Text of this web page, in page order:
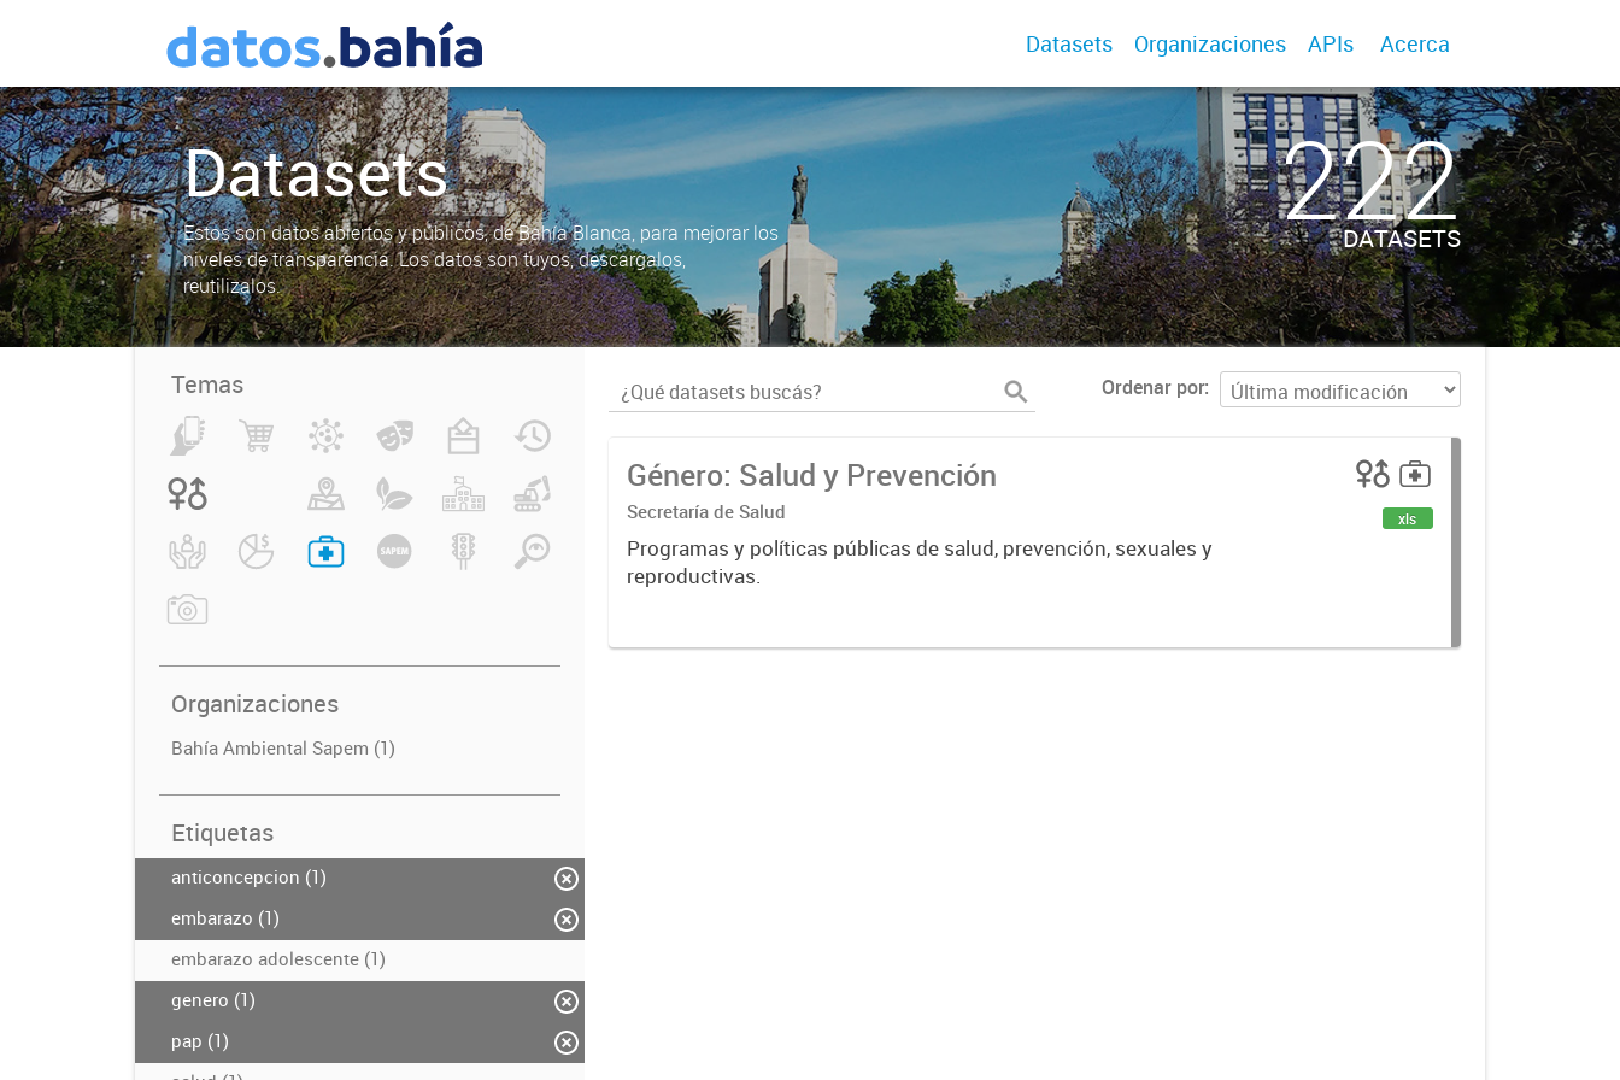
Datasets Organizaciones APIs Acerca
Datasets
Estos son datos abiertos y públicos, de Bahía Blanca, para mejorar los
niveles de transparencia. Los datos son tuyos, descargalos,
reutilizalos.
222
DATASETS
Temas
Organizaciones
Bahía Ambiental Sapem (1)
Etiquetas
anticoncepcion (1)
embarazo (1)
embarazo adolescente (1)
genero (1)
pap (1)
Ordenar por
Género: Salud y Prevención
Secretaría de Salud
Programas y políticas públicas de salud, prevención, sexuales y
reproductivas.
xls